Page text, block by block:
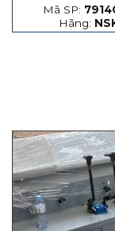
Mã SP:
Hãng: